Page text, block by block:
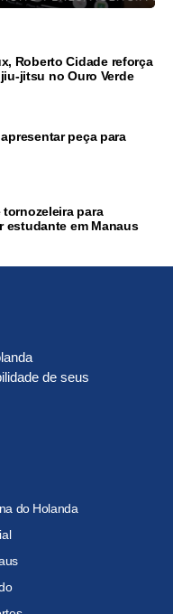
Roberto Cidade reforça
jitsu no Ouro Verde
peça para
para
estudante em Manaus
de seus
do Holanda